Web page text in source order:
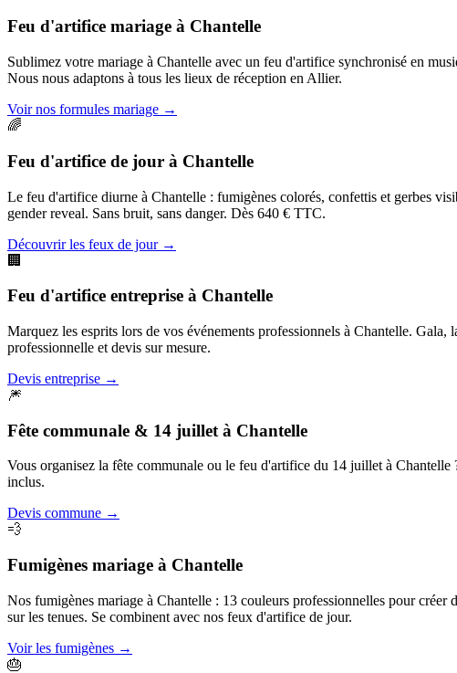
Feu d'artifice mariage à Chantelle
Sublimez votre mariage à Chantelle avec un feu d'artifice synchronisé en
Nous nous adaptons à tous les lieux de réception en Allier.
Voir nos formules mariage →
🌈
Feu d'artifice de jour à Chantelle
Le feu d'artifice diurne à Chantelle : fumigènes colorés, confettis et gerbes
gender reveal. Sans bruit, sans danger. Dès 640 € TTC.
Découvrir les feux de jour→
🏢
Feu d'artifice entreprise à Chantelle
Marquez les esprits lors de vos événements professionnels à Chantelle.
professionnelle et devis sur mesure.
Devis entreprise →
🎆
Fête communale & 14 juillet à Chantelle
Vous organisez la fête communale ou le feu d'artifice du 14 juillet à
inclus.
Devis commune →
💨
Fumigènes mariage à Chantelle
Nos fumigènes mariage à Chantelle : 13 couleurs professionnelles pour créer
sur les tenues. Se combinent avec nos feux d'artifice de jour.
Voir les fumigènes →
🎂